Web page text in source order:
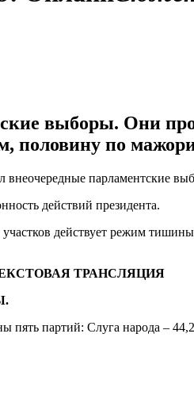
выборы. Они
половину по
внеочередные парламентские
действий президента.
действует режим
ТРАНСЛЯЦИЯ
пять партий: Слуга народа –